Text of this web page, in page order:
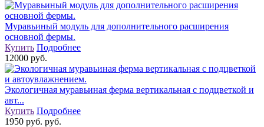
Муравьиный модуль для дополнительного расширения
основной фермы.
Купить Подробнее
12000 руб.
Экологичная муравьиная ферма вертикальная с подцветкой и
авт...
Купить Подробнее
1950 руб. руб.